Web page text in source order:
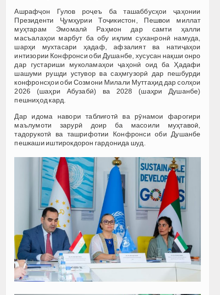
Ашрафҷон Гулов роҷеъ ба ташаббусҳои ҷаҳонии
Президенти Ҷумҳурии Тоҷикистон, Пешвои миллат
муҳтарам Эмомалӣ Раҳмон дар самти ҳалли
масъалаҳои марбут ба обу иқлим суханронӣ намуда,
шарҳи мухтасари ҳадаф, афзалият ва натиҷаҳои
интизории Конфронси оби Душанбе, хусусан нақши онро
дар густариши муколамаҳои ҷаҳонӣ оид ба Ҳадафи
шашуми рушди устувор ва саҳмгузорӣ дар пешбурди
конфронсҳои оби Созмони Милали Муттаҳид дар солҳои
2026 (шаҳри Абузабӣ) ва 2028 (шаҳри Душанбе)
пешниҳод кард.
Дар идома навори таблиғотӣ ва рӯнамои фарогири
маълумоти зарурӣ доир ба масоили муҳтавоӣ,
тадорукотӣ ва ташрифотии Конфронси оби Душанбе
пешкаши иштирокдорон гардонида шуд.